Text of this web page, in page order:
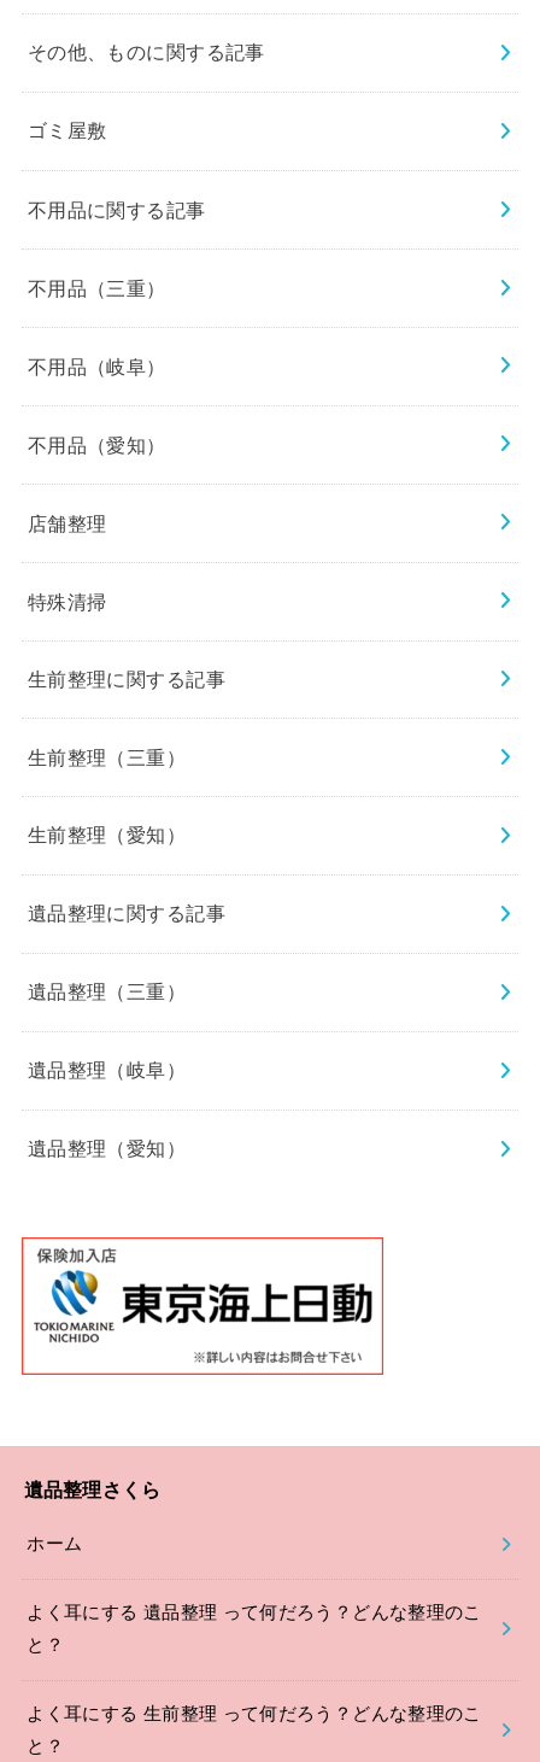
その他、ものに関する記事
ゴミ屋敷
不用品に関する記事
不用品（三重）
不用品（岐阜）
不用品（愛知）
店舗整理
特殊清掃
生前整理に関する記事
生前整理（三重）
生前整理（愛知）
遺品整理に関する記事
遺品整理（三重）
遺品整理（岐阜）
遺品整理（愛知）
遺品整理さくら
ホーム
よく耳にする 遺品整理 って何だろう？どんな整理のこ
と？
よく耳にする 生前整理 って何だろう？どんな整理のこ
と？